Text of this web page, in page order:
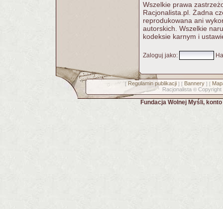
Wszelkie prawa
Racjonalista.pl. Żadna
reprodukowana ani
autorskich. Wszelkie
kodeksie karnym i
Zaloguj jako:
[ Regulamin publikacji] [ Bannery] [
Racjonalista © Copyright
Fundacja Wolnej Myśli,